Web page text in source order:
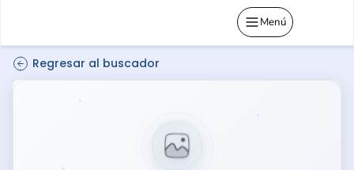
Menú
Regresar al buscador